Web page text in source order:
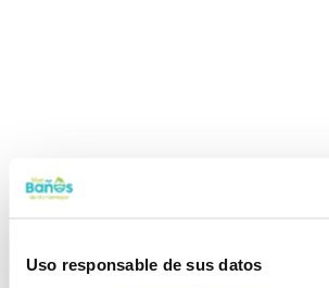
Uso responsable de sus datos